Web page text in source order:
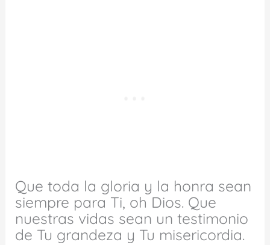
Que toda la gloria y la honra sean
siempre para Ti, oh Dios. Que
nuestras vidas sean un testimonio
de Tu grandeza y Tu misericordia.